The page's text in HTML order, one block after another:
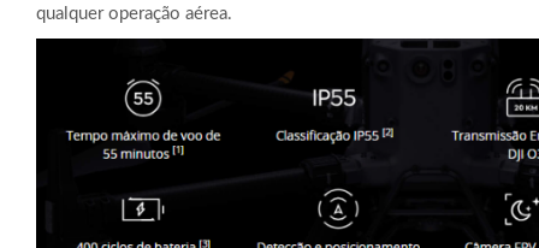
qualquer operação aérea.